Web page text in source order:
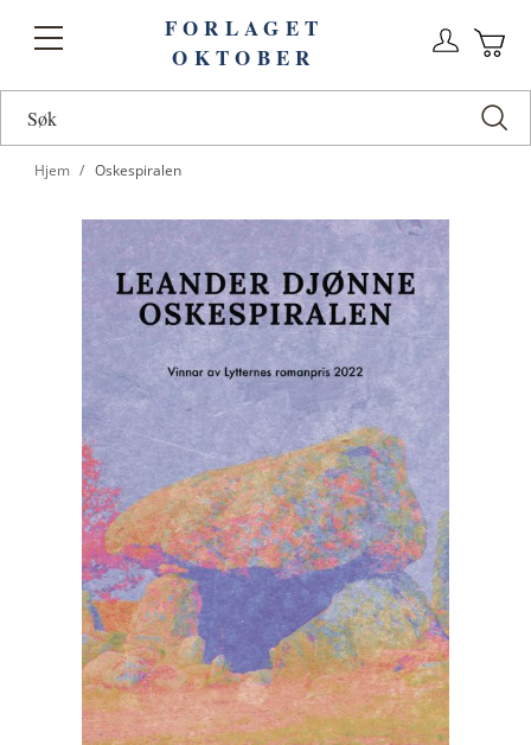
Toggle
FORLAGET
OKTOBER
Hjem Oskespiralen